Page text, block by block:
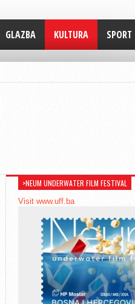
GLAZBA KULTURA SPORT
>NEUM UNDERWATER FILM FESTIVAL
Visit www.uff.ba